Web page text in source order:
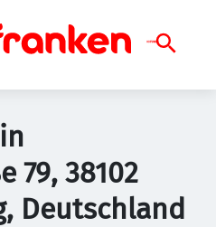
79, 38102
Deutschland